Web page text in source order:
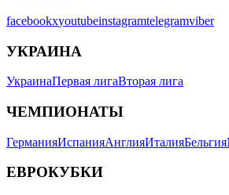
facebookxyoutubeinstagramtelegramviber
УКРАИНА
УкраинаПервая лигаВторая лига
ЧЕМПИОНАТЫ
ГерманияИспанияАнглияИталияБельгия
ЕВРОКУБКИ